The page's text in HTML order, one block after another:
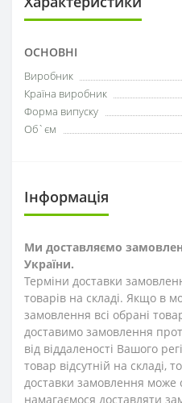
ОСНОВНІ
Виробник
Країна виробник
Форма випуску
Об`єм
Інформація
Ми доставляємо
України.
Терміни доставки
товарів на складі. Якщо в
замовлення всі обрані
доставимо замовлення
від віддаленості Вашого
товар відсутній на складі,
доставки замовлення може
намагаємося доставляти